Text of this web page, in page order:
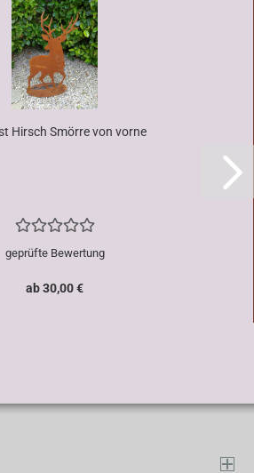
Hirsch Smörre von vorne
geprüfte Bewertung
ab 30,00 €